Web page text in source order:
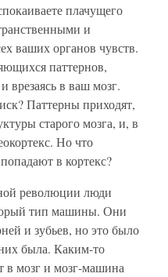
плачущего
и
ваших органов чувств.
паттернов,
врезаясь в ваш мозг.
Паттерны приходят,
старого мозга, и, в
Но что
в кортекс?
революции люди
тип машины. Они
и зубьев, но это было
была. Каким-то
в мозг и мозг-машина